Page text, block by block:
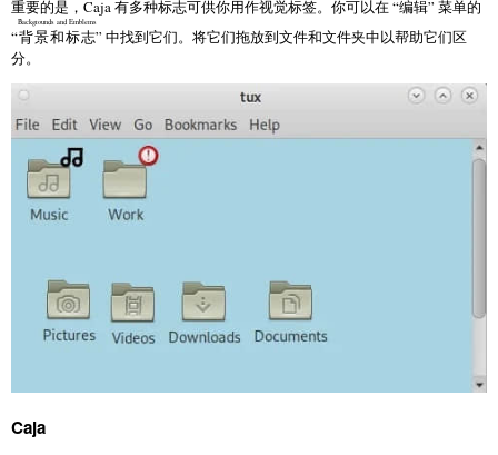
重要的是，Caja 有多种标志可供你用作视觉标签。你可以在 “编辑” 菜单的
“背景和标志
Backgrounds and Emblems
” 中找到它们。将它们拖放到文件和文件夹中以帮助它们区
分。
Caja